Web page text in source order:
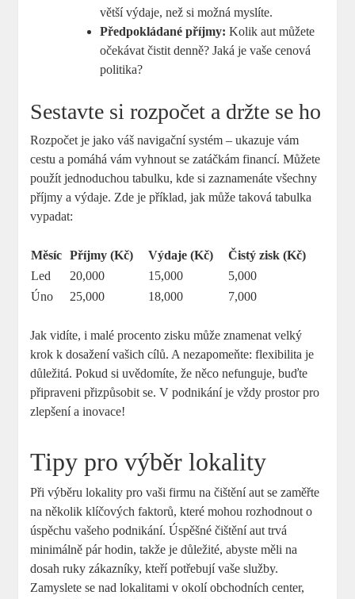
větší výdaje, než si možná myslíte.
Předpokládané příjmy: Kolik aut můžete
očekávat čistit denně? Jaká je vaše cenová
politika?
Sestavte si rozpočet a držte se ho
Rozpočet je jako váš navigační systém – ukazuje vám
cestu a pomáhá vám vyhnout se zatáčkám financí. Můžete
použít jednoduchou tabulku, kde si zaznamenáte všechny
příjmy a výdaje. Zde je příklad, jak může taková tabulka
vypadat:
Měsíc Příjmy (Kč) Výdaje (Kč)
Čistý zisk (Kč)
Led
20,000 15,000
5,000
Úno
25,000 18,000 7,000
Jak vidíte, i malé procento zisku může znamenat velký
krok k dosažení vašich cílů. A nezapomeňte: flexibilita je
důležitá. Pokud si uvědomíte, že něco nefunguje, buďte
připraveni přizpůsobit se. V podnikání je vždy prostor pro
zlepšení a inovace!
Tipy pro výběr lokality
Při výběru lokality pro vaši firmu na čištění aut se zaměřte
na několik klíčových faktorů, které mohou rozhodnout o
úspěchu vašeho podnikání. Úspěšné čištění aut trvá
minimálně pár hodin, takže je důležité, abyste měli na
dosah ruky zákazníky, kteří potřebují vaše služby.
Zamyslete se nad lokalitami v okolí obchodních center,